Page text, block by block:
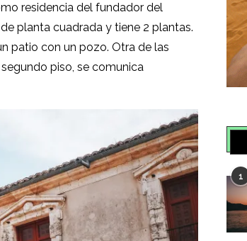
residencia del fundador del
planta cuadrada y tiene 2 plantas.
patio con un pozo. Otra de las
piso, se comunica
1